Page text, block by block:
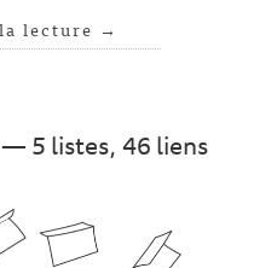
lecture →
5 listes, 46 liens